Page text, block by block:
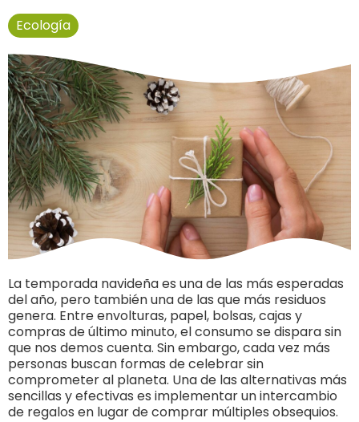
Ecología
La temporada navideña es una de las más esperadas
del año, pero también una de las que más residuos
genera. Entre envolturas, papel, bolsas, cajas y
compras de último minuto, el consumo se dispara sin
que nos demos cuenta. Sin embargo, cada vez más
personas buscan formas de celebrar sin
comprometer al planeta. Una de las alternativas más
sencillas y efectivas es implementar un intercambio
de regalos en lugar de comprar múltiples obsequios.